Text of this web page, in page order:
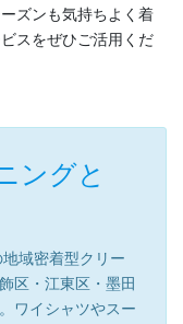
ズンも気持ちよく着
スをぜひご活用くだ
ングと
域密着型クリー
区・江東区・墨田
ワイシャツやスー